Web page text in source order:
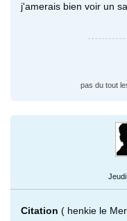
j'amerais bien voir un
pas du tout
Citation ( henkie le